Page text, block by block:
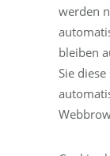
werden
bleiben
Sie